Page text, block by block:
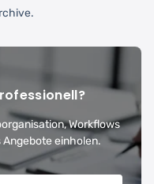
Workflows
einholen.